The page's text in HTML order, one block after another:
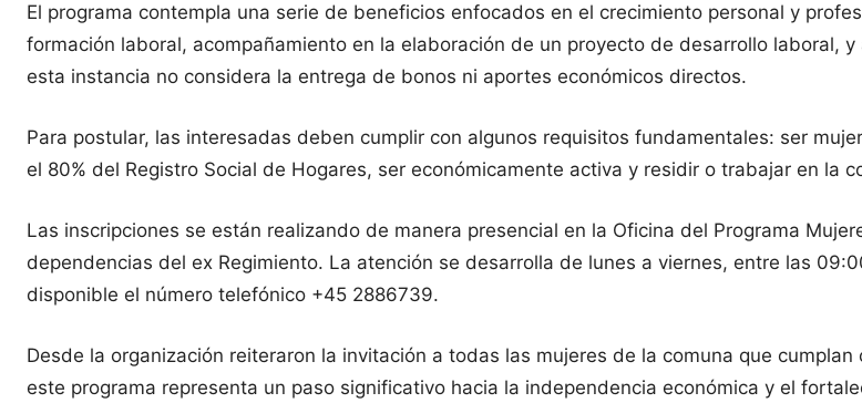
El programa contempla una serie de beneficios enfocados en el crecimiento personal y
formación laboral, acompañamiento en la elaboración de un proyecto de desarrollo laboral,
esta instancia no considera la entrega de bonos ni aportes económicos directos.
Para postular, las interesadas deben cumplir con algunos requisitos fundamentales: ser
el 80% del Registro Social de Hogares, ser económicamente activa y residir o trabajar en la
Las inscripciones se están realizando de manera presencial en la Oficina del Programa
dependencias del ex Regimiento. La atención se desarrolla de lunes a viernes, entre las
disponible el número telefónico +45 2886739.
Desde la organización reiteraron la invitación a todas las mujeres de la comuna que
este programa representa un paso significativo hacia la independencia económica y el